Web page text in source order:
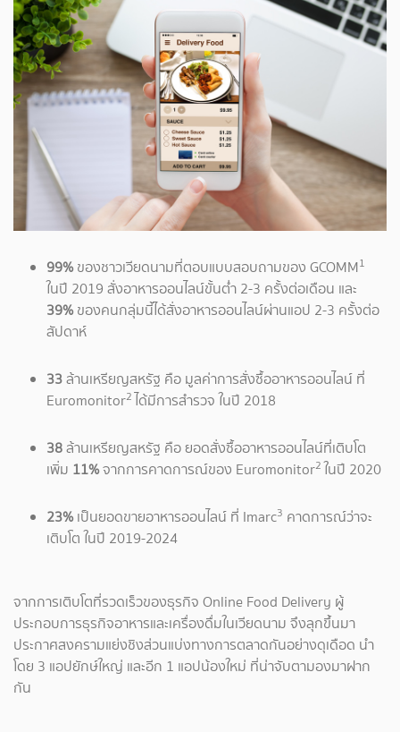
99%ของชาวเวียดนามที่ตอบแบบสอบถามของ GCOMM1
ในปี 2019 สั่งอาหารออนไลน์ขั้นต่ำ 2-3 ครั้งต่อเดือน และ
39%ของคนกลุ่มนี้ได้สั่งอาหารออนไลน์ผ่านแอป 2-3 ครั้งต่อ
สัปดาห์
33ล้านเหรียญสหรัฐ คือ มูลค่าการสั่งซื้ออาหารออนไลน์ ที่
Euromonitor2ได้มีการสำรวจ ในปี 2018
38ล้านเหรียญสหรัฐ คือ ยอดสั่งซื้ออาหารออนไลน์ที่เติบโต
เพิ่ม 11%จากการคาดการณ์ของ Euromonitor2ในปี 2020
23%เป็นยอดขายอาหารออนไลน์ ที่ Imarc3 คาดการณ์ว่าจะ
เติบโต ในปี 2019-2024
จากการเติบโตที่รวดเร็วของธุรกิจ Online Food Delivery ผู้
ประกอบการธุรกิจอาหารและเครื่องดื่มในเวียดนาม จึงลุกขึ้นมา
ประกาศสงครามแย่งชิงส่วนแบ่งทางการตลาดกันอย่างดุเดือด นำ
โดย 3 แอปยักษ์ใหญ่ และอีก 1 แอปน้องใหม่ ที่น่าจับตามองมาฝาก
กัน